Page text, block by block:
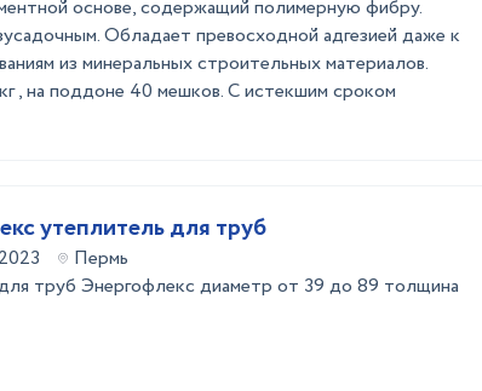
основе, содержащий полимерную фибру.
Обладает превосходной адгезией даже к
из минеральных строительных материалов.
, на поддоне 40 мешков. С истекшим сроком
утеплитель для труб
Пермь
труб Энергофлекс диаметр от 39 до 89 толщина